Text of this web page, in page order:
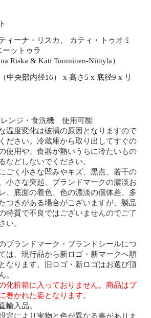
ィーナ・リスカ、 カティ・トゥオミ
ーットゥラ
Riska & Kati Tuominen-Niittyla）
中央部内径16） x 高さ5 x 底径9 x リ
レンジ・食洗機 使用可能
温度変化は破損の原因となりますので
ださい。冷蔵庫から取り出してすぐの
使用や、食器が熱いうちに冷たいもの
などしないでください。
ごく小さな凹みやキズ、黒点、若干の
小さな突起、ブランドマークの濃淡お
、底面の着色、色の濃淡の個体差、多
つきがある場合がございますが、製品
特質で不良ではございませんのでご了
い。
ブランドマーク・ブランドシールにつ
は、現行品から新ロゴ・新マークへ順
なります。旧ロゴ・新ロゴはお選び頂
。
化粧箱に入っておりません。商品はプ
巻かれた姿となります。
輸入品。
定により実物と色が異なる事がありま